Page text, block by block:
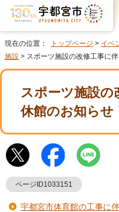
現在の位置： トップページ > イベ
施設 > スポーツ施設の改修工事に
スポーツ施設の
休館のお知らせ
ページID1033151
宇都宮市体育館の工事に